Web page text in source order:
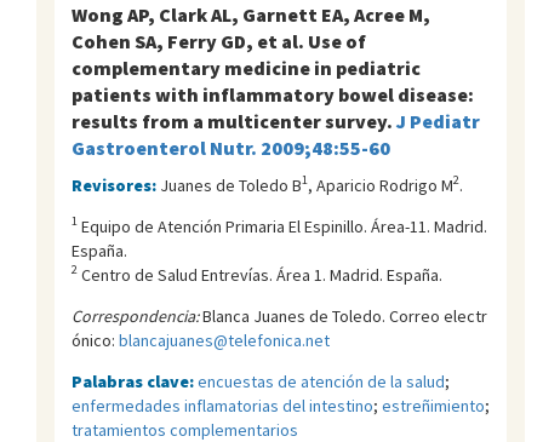
Wong AP, Clark AL, Garnett EA, Acree M,
Cohen SA, Ferry GD, et al. Use of
complementary medicine in pediatric
patients with inflammatory bowel disease:
results from a multicenter survey. J Pediatr
Gastroenterol Nutr. 2009;48:55-60
Revisores: Juanes de Toledo B1, Aparicio Rodrigo M2.
1 Equipo de Atención Primaria El Espinillo. Área-11. Madrid.
España.
2 Centro de Salud Entreví­as. Área 1. Madrid. España.
Correspondencia:Blanca Juanes de Toledo. Correo electr
ónico: blancajuanes@telefonica.net
Palabras clave:encuestas de atención de la salud;
enfermedades inflamatorias del intestino; estreñimiento;
tratamientos complementarios